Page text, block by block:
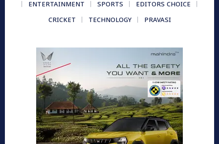
ENTERTAINMENT
SPORTS
EDITORS CHOICE
CRICKET
TECHNOLOGY PRAVASI